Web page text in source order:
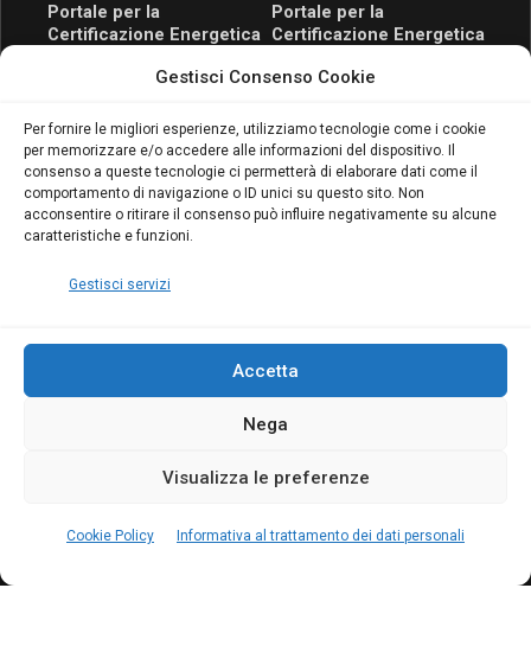
Gestisci Consenso Cookie
Per fornire le migliori esperienze, utilizziamo tecnologie come i cookie
per memorizzare e/o accedere alle informazioni del dispositivo. Il
consenso a queste tecnologie ci permetterà di elaborare dati come il
comportamento di navigazione o ID unici su questo sito. Non
acconsentire o ritirare il consenso può influire negativamente su alcune
caratteristiche e funzioni.
Gestisci servizi
Accetta
Nega
Visualizza le preferenze
Cookie Policy Informativa al trattamento dei dati personali
Portale per la
Certificazione Energetica
scopri il Corso Blumatica
Portale per la
Certificazione Energetica
scopri il Corso Blumatica
Blumaticasu
Coordinatore della
Sicurezza: cosa è
richiesto per abilitazione
e aggiornamento
Copyright Blumatica
MENU